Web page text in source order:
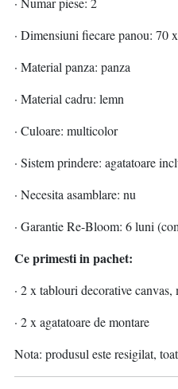
· Dimensiuni fiecare panou: 70
· Material panza: panza
· Material cadru: lemn
· Culoare: multicolor
· Sistem prindere: agatatoare
· Necesita asamblare: nu
· Garantie Re-Bloom: 6 luni
Ce primesti in pachet:
· 2 x tablouri decorative
· 2 x agatatoare de montare
Nota: produsul este resigilat,